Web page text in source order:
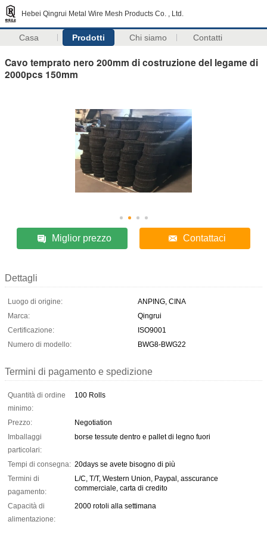
Hebei Qingrui Metal Wire Mesh Products Co. , Ltd.
Casa Prodotti Chi siamo Contatti
Cavo temprato nero 200mm di costruzione del legame di
2000pcs 150mm
Miglior prezzo Contattaci
Dettagli
Luogo di origine:
ANPING, CINA
Marca:
Qingrui
Certificazione:
ISO9001
Numero di modello:
BWG8-BWG22
Termini di pagamento e spedizione
Quantità di ordine
minimo:
100 Rolls
Prezzo:
Negotiation
Imballaggi
particolari:
borse tessute dentro e pallet di legno fuori
Tempi di consegna: 20days se avete bisogno di più
Termini di
pagamento:
L/C, T/T, Western Union, Paypal, asscurance
commerciale, carta di credito
Capacità di
alimentazione:
2000 rotoli alla settimana